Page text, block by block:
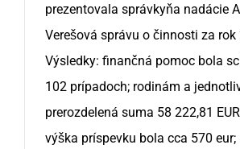
prezentovala správkyňa nadácie
Verešová správu o činnosti za rok
Výsledky: finančná pomoc bola
102 prípadoch; rodinám a
prerozdelená suma 58 222,81
výška príspevku bola cca 570